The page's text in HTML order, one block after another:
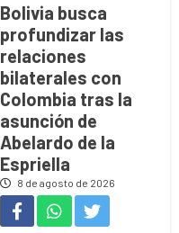
Bolivia busca
profundizar las
relaciones
bilaterales con
Colombia tras la
asunción de
Abelardo de la
Espriella
8 de agosto de 2026